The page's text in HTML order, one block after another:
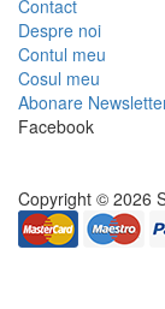
Contact
Despre noi
Contul meu
Cosul meu
Abonare
Facebook
Copyright © 2026